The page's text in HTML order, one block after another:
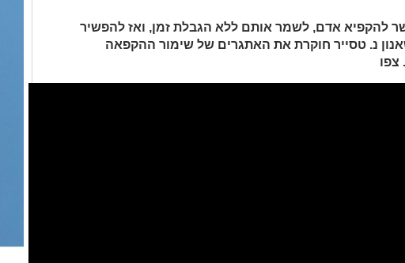
להקפיא אדם, לשמר אותם ללא הגבלת זמן, ואז להפשיר
נ. טסייר חוקרת את האתגרים של שימור ההקפאה
צפו